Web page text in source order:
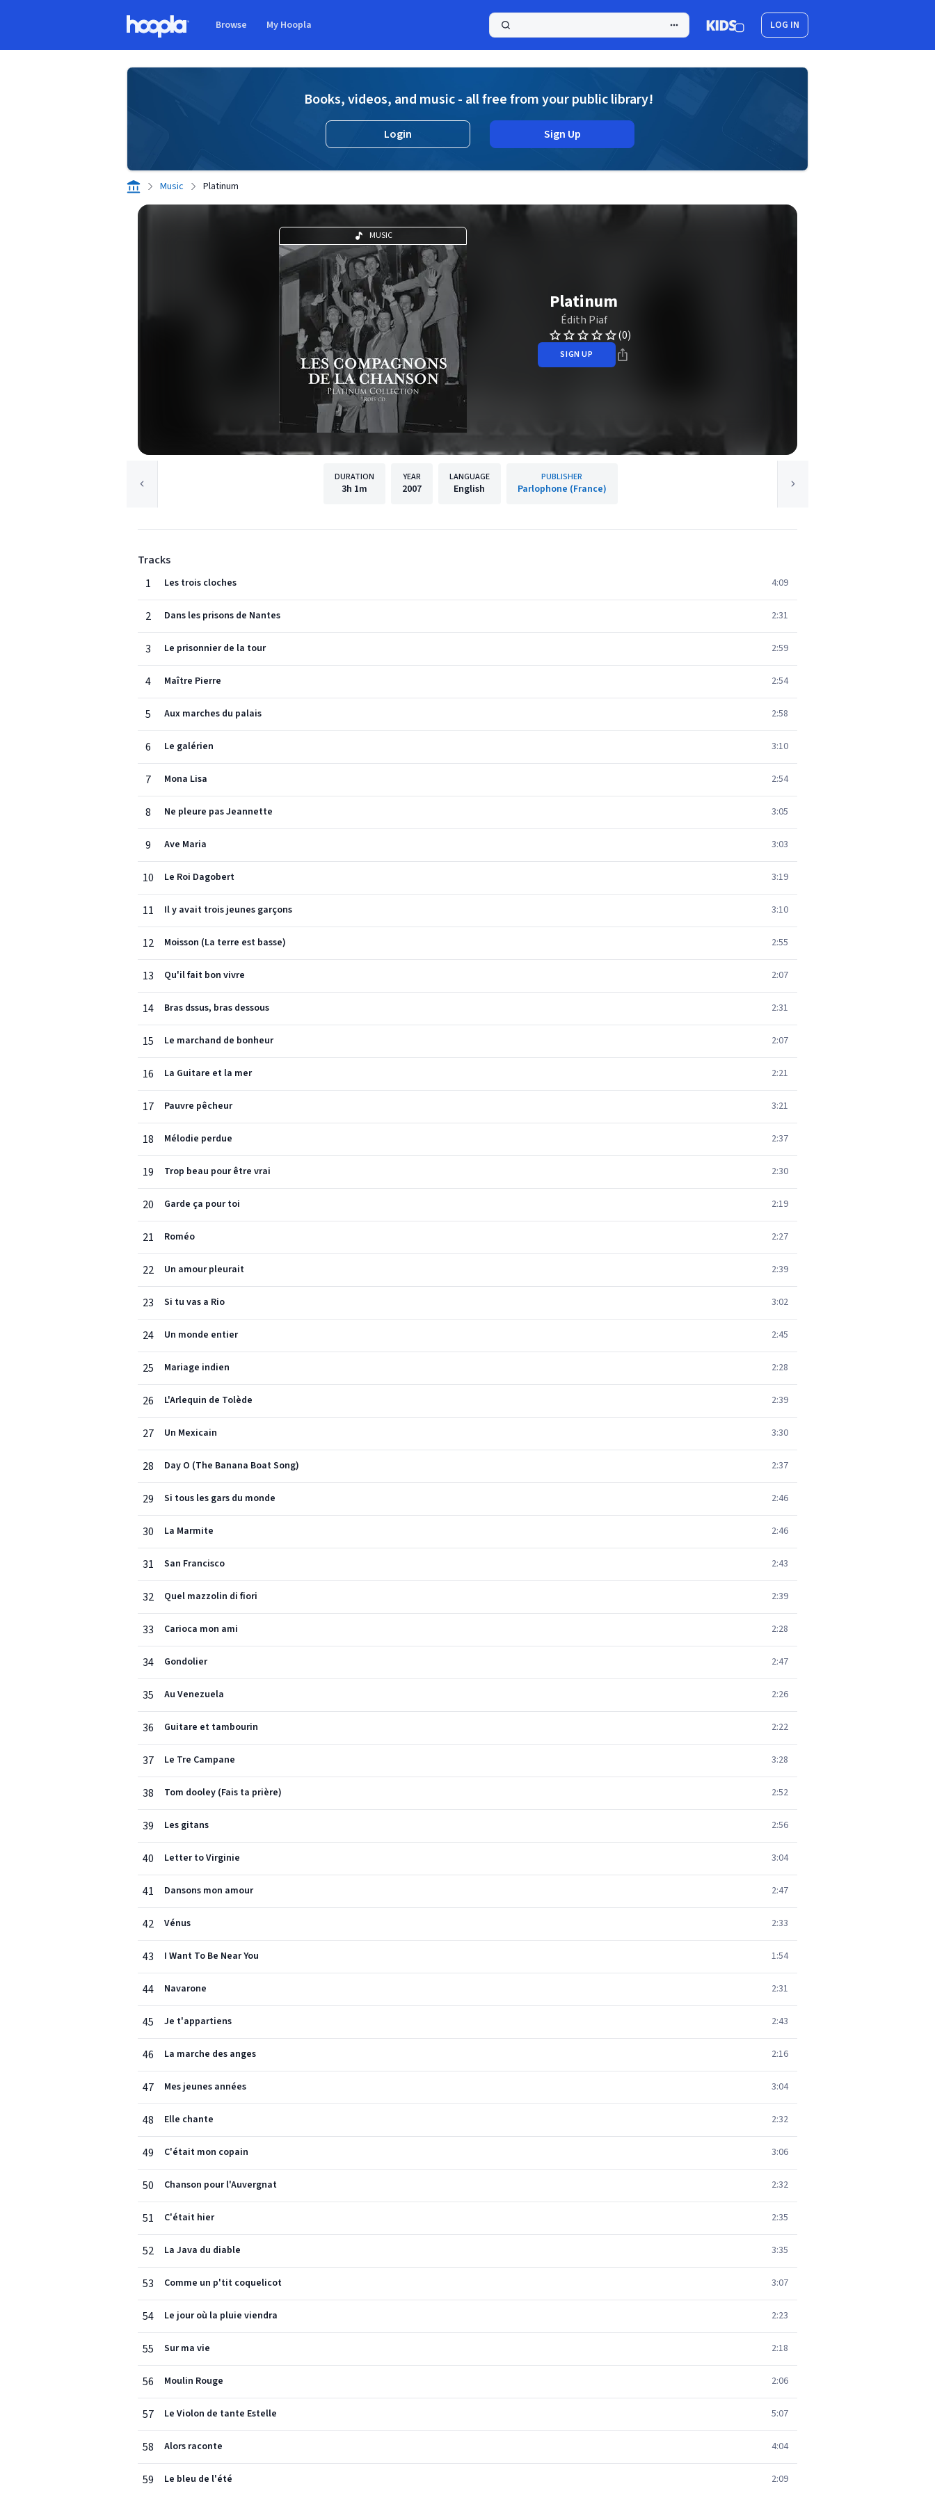
Browse My Hoopla LOG IN
Books, videos, and music - all free from your public library!
Login Sign Up
Music Platinum
MUSIC
Platinum
Édith Piaf
(0)
SIGN UP
DURATION
3h 1m
YEAR
2007
LANGUAGE
English
PUBLISHER
Parlophone (France)
Tracks
1
Les trois cloches 4:09
2 Dans les prisons de Nantes 2:31
3 Le prisonnier de la tour 2:59
4 Maître Pierre 2:54
5 Aux marches du palais 2:58
6 Le galérien 3:10
7 Mona Lisa 2:54
8 Ne pleure pas Jeannette 3:05
9 Ave Maria 3:03
10 Le Roi Dagobert 3:19
11 Il y avait trois jeunes garçons 3:10
12 Moisson (La terre est basse) 2:55
13 Qu'il fait bon vivre 2:07
14 Bras dssus, bras dessous 2:31
15 Le marchand de bonheur 2:07
16 La Guitare et la mer 2:21
17 Pauvre pêcheur 3:21
18 Mélodie perdue 2:37
19 Trop beau pour être vrai 2:30
20 Garde ça pour toi 2:19
21 Roméo 2:27
22 Un amour pleurait 2:39
23 Si tu vas a Rio 3:02
24 Un monde entier 2:45
25 Mariage indien 2:28
26 L'Arlequin de Tolède 2:39
27 Un Mexicain 3:30
28 Day O (The Banana Boat Song) 2:37
29 Si tous les gars du monde 2:46
30 La Marmite 2:46
31 San Francisco 2:43
32 Quel mazzolin di fiori 2:39
33 Carioca mon ami 2:28
34 Gondolier 2:47
35 Au Venezuela 2:26
36 Guitare et tambourin 2:22
37 Le Tre Campane 3:28
38 Tom dooley (Fais ta prière) 2:52
39 Les gitans 2:56
40 Letter to Virginie 3:04
41 Dansons mon amour 2:47
42 Vénus 2:33
43 I Want To Be Near You 1:54
44 Navarone 2:31
45 Je t'appartiens 2:43
46 La marche des anges 2:16
47 Mes jeunes années 3:04
48 Elle chante 2:32
49 C'était mon copain 3:06
50 Chanson pour l'Auvergnat 2:32
51 C'était hier 2:35
52 La Java du diable 3:35
53 Comme un p'tit coquelicot 3:07
54 Le jour où la pluie viendra 2:23
55 Sur ma vie 2:18
56 Moulin Rouge 2:06
57 Le Violon de tante Estelle 5:07
58 Alors raconte 4:04
59 Le bleu de l'été 2:09